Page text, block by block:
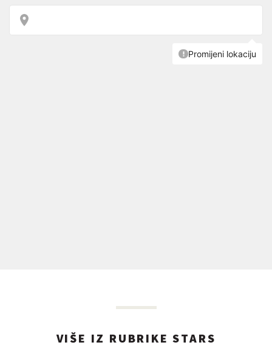
VIŠE IZ RUBRIKE STARS